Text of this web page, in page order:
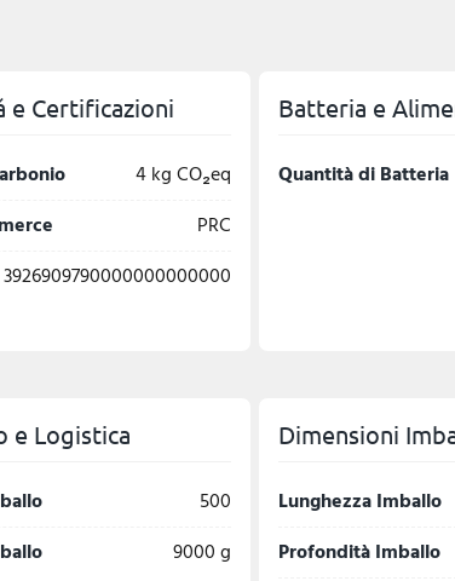
e Certificazioni
4 kg CO₂eq
PRC
3926909790000000000000
Batteria e
Quantità di Batteria
e Logistica
500
9000 g
Dimensioni
Lunghezza Imballo
Profondità Imballo